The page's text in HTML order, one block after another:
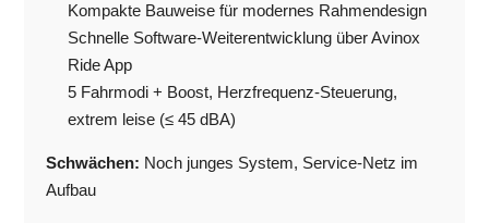
Kompakte Bauweise für modernes Rahmendesign
Schnelle Software-Weiterentwicklung über Avinox
Ride App
5 Fahrmodi + Boost, Herzfrequenz-Steuerung,
extrem leise (≤ 45 dBA)
Schwächen: Noch junges System, Service-Netz im
Aufbau